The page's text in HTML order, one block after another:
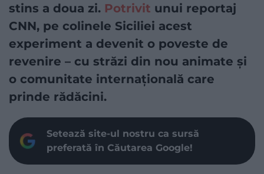
stins a doua zi. Potrivit unui reportaj
CNN, pe colinele Siciliei acest
experiment a devenit o poveste de
revenire – cu străzi din nou animate și
o comunitate internațională care
prinde rădăcini.
Setează site-ul nostru ca sursă
preferată în Căutarea Google!